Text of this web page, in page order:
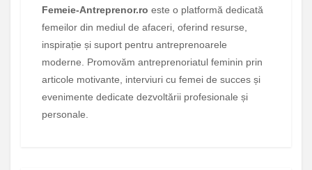
Femeie-Antreprenor.ro este o platformă dedicată
femeilor din mediul de afaceri, oferind resurse,
inspirație și suport pentru antreprenoarele
moderne. Promovăm antreprenoriatul feminin prin
articole motivante, interviuri cu femei de succes și
evenimente dedicate dezvoltării profesionale și
personale.